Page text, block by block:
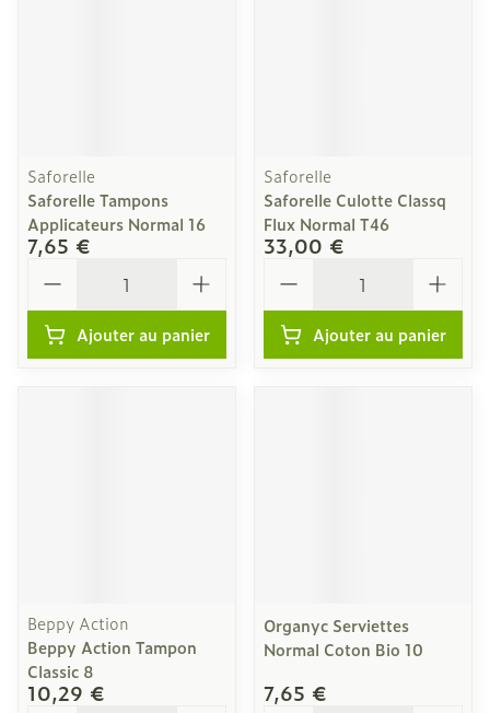
Saforelle
Saforelle Tampons
Applicateurs Normal 16
7,65 €
Ajouter au panier
Saforelle
Saforelle Culotte Classq
Flux Normal T46
33,00 €
Ajouter au panier
Beppy Action
Beppy Action Tampon
Classic 8
10,29 €
Organyc Serviettes
Normal Coton Bio 10
7,65 €